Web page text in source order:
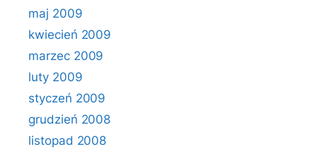
maj 2009
kwiecień 2009
marzec 2009
luty 2009
styczeń 2009
grudzień 2008
listopad 2008